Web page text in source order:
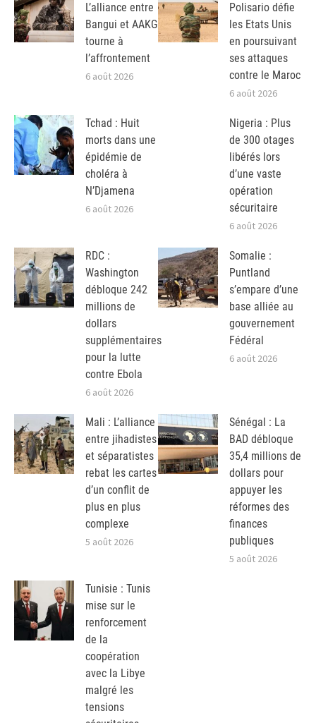
L’alliance entre
Bangui et AAKG
tourne à
l’affrontement
6 août 2026
Polisario défie
les Etats Unis
en poursuivant
ses attaques
contre le Maroc
6 août 2026
Tchad : Huit
morts dans une
épidémie de
choléra à
N’Djamena
6 août 2026
Nigeria : Plus
de 300 otages
libérés lors
d’une vaste
opération
sécuritaire
6 août 2026
RDC :
Washington
débloque 242
millions de
dollars
supplémentaires
pour la lutte
contre Ebola
6 août 2026
Somalie :
Puntland
s’empare d’une
base alliée au
gouvernement
Fédéral
6 août 2026
Mali : L’alliance
entre jihadistes
et séparatistes
rebat les cartes
d’un conflit de
plus en plus
complexe
5 août 2026
Sénégal : La
BAD débloque
35,4 millions de
dollars pour
appuyer les
réformes des
finances
publiques
5 août 2026
Tunisie : Tunis
mise sur le
renforcement
de la
coopération
avec la Libye
malgré les
tensions